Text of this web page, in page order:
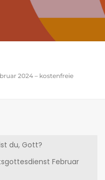
2024 – kostenfreie
du, Gott?
Februar